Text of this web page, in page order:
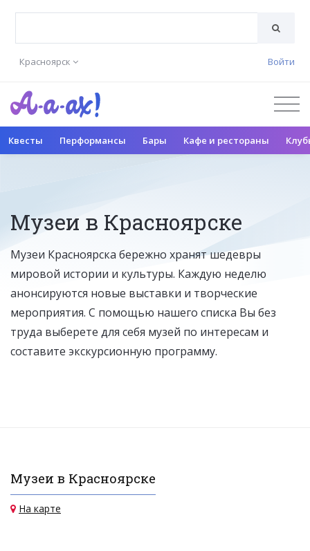
Красноярск Войти
Квесты Перформансы Бары Кафе и рестораны
Музеи в Красноярске
Музеи Красноярска бережно хранят шедевры
мировой истории и культуры. Каждую неделю
анонсируются новые выставки и творческие
мероприятия. С помощью нашего списка Вы без
труда выберете для себя музей по интересам и
составите экскурсионную программу.
Музеи в Красноярске
На карте